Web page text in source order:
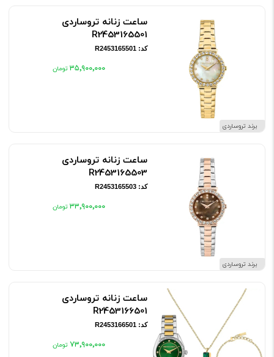
برند تروساردی
ساعت زنانه تروساردی
R2453165501
کد: R2453165501
۳۵٬۹۰۰٬۰۰۰
برند تروساردی
ساعت زنانه تروساردی
R2453165503
کد: R2453165503
۳۳٬۹۰۰٬۰۰۰
ساعت زنانه تروساردی
R2453166501
کد: R2453166501
۷۳٬۹۰۰٬۰۰۰